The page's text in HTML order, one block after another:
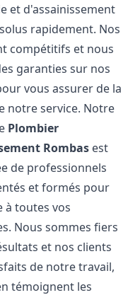
et d'assainissement
rapidement. Nos
compétitifs et nous
garanties sur nos
vous assurer de la
notre service. Notre
Plombier
Rombas est
de professionnels
et formés pour
à toutes vos
Nous sommes fiers
et nos clients
de notre travail,
témoignent les